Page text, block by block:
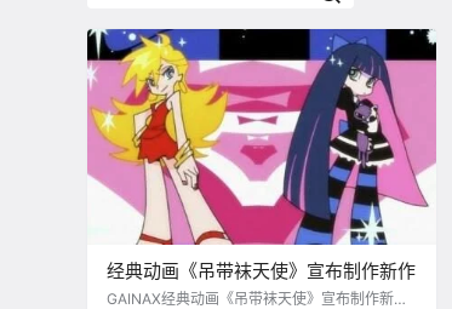
经典动画《吊带袜天使》宣布制作新作
GAINAX经典动画《吊带袜天使》宣布制作新